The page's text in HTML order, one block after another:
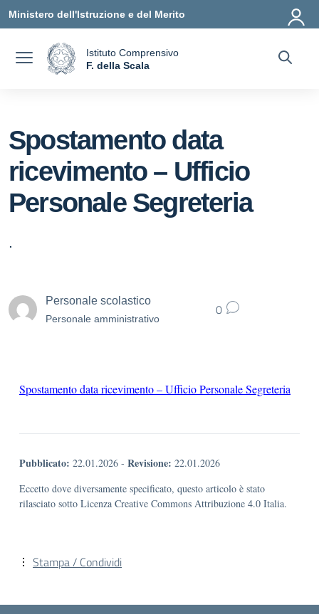
Vai ai contenuti
Vai al menu di navigazione
Vai al footer
Ministero dell'Istruzione e del Merito
Istituto Comprensivo
F. della Scala
Spostamento data
ricevimento – Ufficio
Personale Segreteria
.
Personale scolastico
Personale amministrativo
0
Spostamento data ricevimento – Ufficio Personale Segreteria
Pubblicato: 22.01.2026 - Revisione: 22.01.2026
Eccetto dove diversamente specificato, questo articolo è stato
rilasciato sotto Licenza Creative Commons Attribuzione 4.0 Italia.
Stampa / Condividi